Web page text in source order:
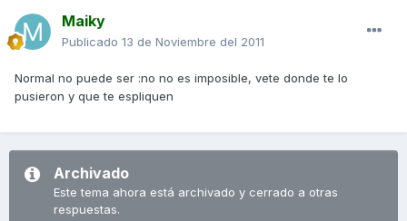
Maiky
Publicado 13 de Noviembre del 2011
Normal no puede ser :no no es imposible, vete donde te lo
pusieron y que te espliquen
Archivado
Este tema ahora está archivado y cerrado a otras
respuestas.